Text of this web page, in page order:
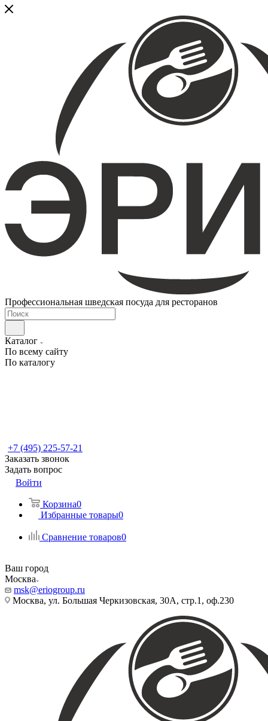
Профессиональная шведская посуда для ресторанов
Каталог
По всему сайту
По каталогу
+7 (495) 225-57-21
Заказать звонок
Задать вопрос
Войти
Корзина0
Избранные товары0
Сравнение товаров0
Ваш город
Москва
msk@eriogroup.ru
Москва, ул. Большая Черкизовская, 30А, стр.1, оф.230